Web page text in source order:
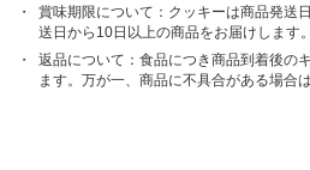
・
賞味期限について：クッキーは商品発送
送日から10日以上の商品をお届けします。
・
返品について：食品につき商品到着後の
ます。万が一、商品に不具合がある場合